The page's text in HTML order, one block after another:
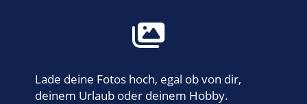
Lade deine Fotos hoch, egal ob von dir,
deinem Urlaub oder deinem Hobby.